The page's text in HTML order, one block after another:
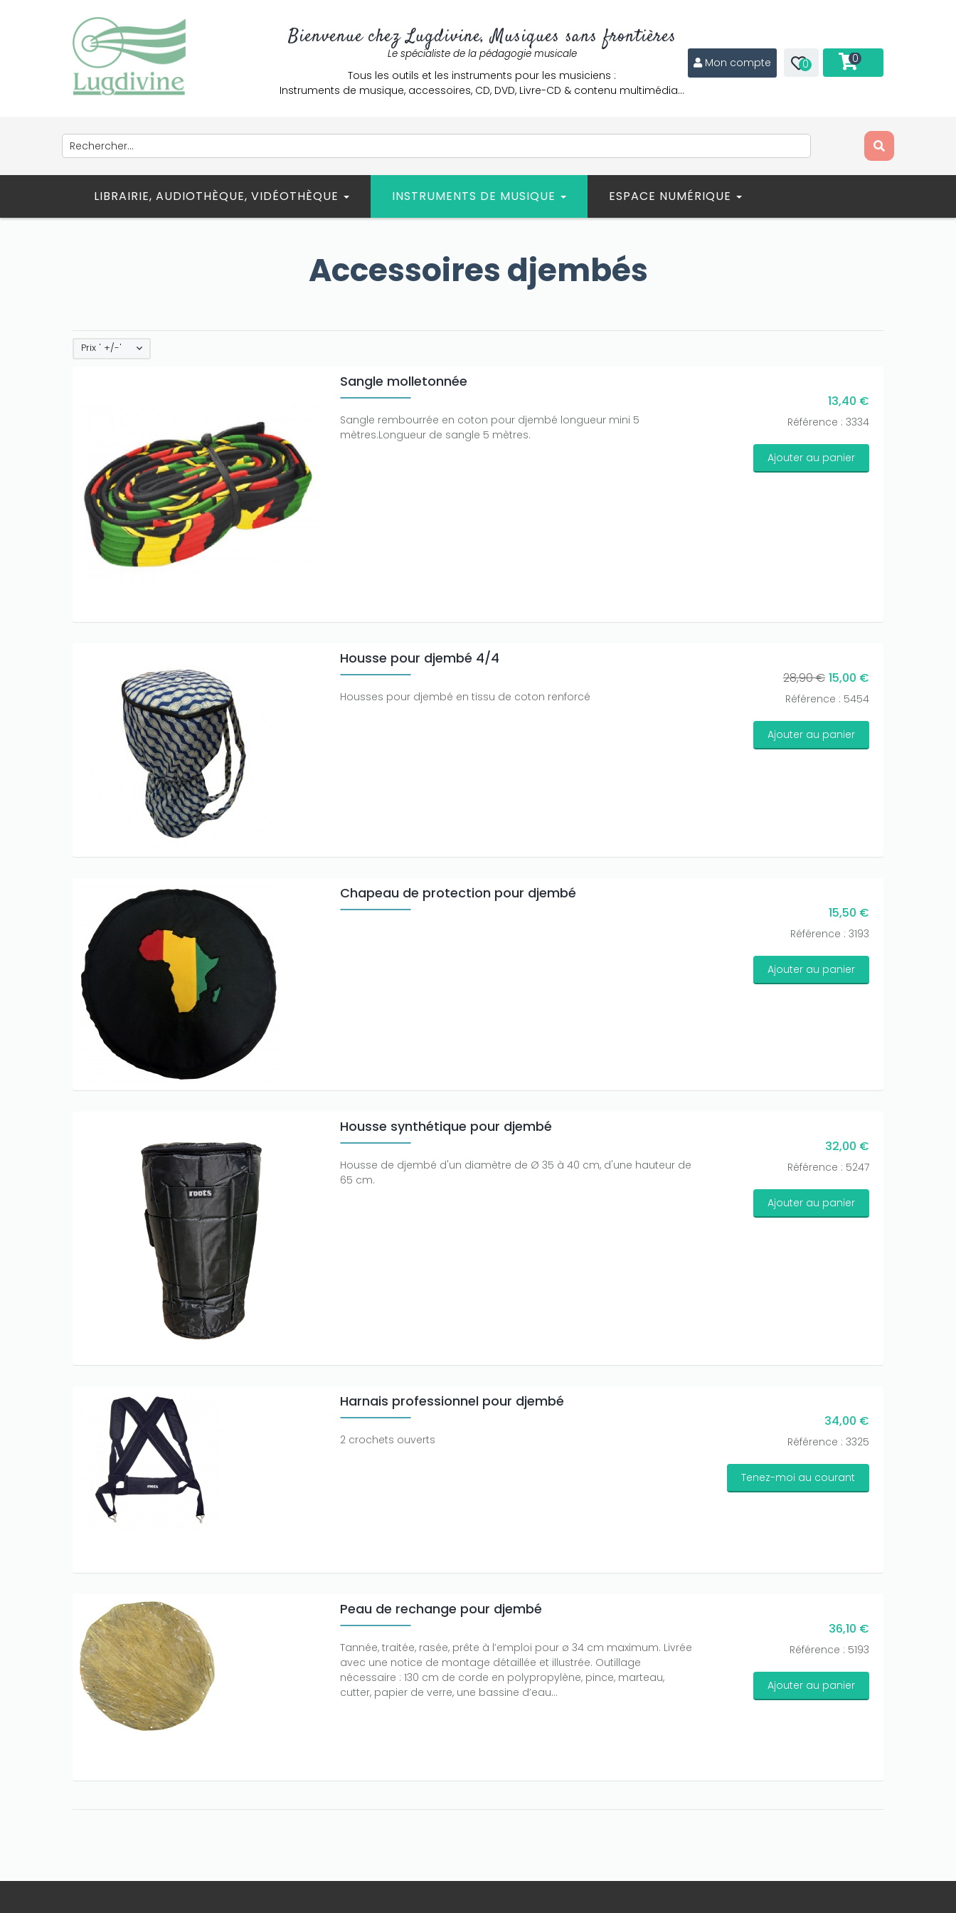
Bienvenue chez Lugdivine, Musiques sans frontières
Le spécialiste de la pédagogie musicale
Tous les outils et les instruments pour les musiciens :
Instruments de musique, accessoires, CD, DVD, Livre-CD & contenu multimédia…
Mon compte 0 0
LIBRAIRIE, AUDIOTHÈQUE, VIDÉOTHÈQUE INSTRUMENTS DE MUSIQUE ESPACE NUMÉRIQUE
Accessoires djembés
Prix ' +/-'
Sangle molletonnée
Sangle rembourrée en coton pour djembé longueur mini 5
mètres.Longueur de sangle 5 mètres.
13,40 €
Référence : 3334
Ajouter au panier
Housse pour djembé 4/4
Housses pour djembé en tissu de coton renforcé
28,90 € 15,00 €
Référence : 5454
Ajouter au panier
Chapeau de protection pour djembé
15,50 €
Référence : 3193
Ajouter au panier
Housse synthétique pour djembé
Housse de djembé d'un diamètre de Ø 35 à 40 cm, d'une hauteur de
65 cm.
32,00 €
Référence : 5247
Ajouter au panier
Harnais professionnel pour djembé
2 crochets ouverts
34,00 €
Référence : 3325
Tenez-moi au courant
Peau de rechange pour djembé
Tannée, traitée, rasée, prête à l’emploi pour ø 34 cm maximum. Livrée
avec une notice de montage détaillée et illustrée. Outillage
nécessaire : 130 cm de corde en polypropylène, pince, marteau,
cutter, papier de verre, une bassine d’eau…
36,10 €
Référence : 5193
Ajouter au panier
Only play at
if you really
want to win a huge amount on your